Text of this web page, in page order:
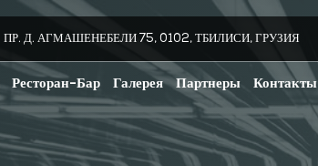
ПР. Д. АГМАШЕНЕБЕЛИ 75, 0102, ТБИЛИСИ, ГРУЗИЯ
Ресторан-Бар Галерея Партнеры Контакты